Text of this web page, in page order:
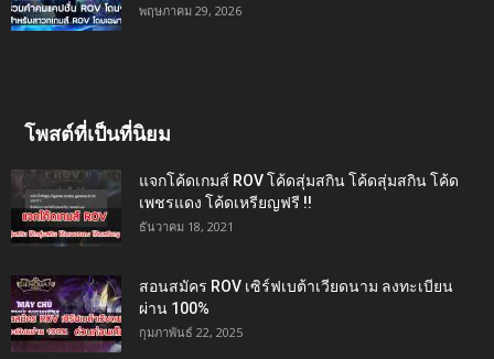
พฤษภาคม 29, 2026
โพสต์ที่เป็นที่นิยม
แจกโค้ดเกมส์ ROV โค้ดสุ่มสกิน โค้ดสุ่มสกิน โค้ด
เพชรแดง โค้ดเหรียญฟรี !!
ธันวาคม 18, 2021
สอนสมัคร ROV เซิร์ฟเบต้าเวียดนาม ลงทะเบียน
ผ่าน 100%
กุมภาพันธ์ 22, 2025